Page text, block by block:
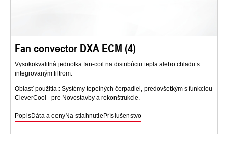
Fan convector DXA ECM (4)
Vysokokvalitná jednotka fan-coil na distribúciu tepla alebo chladu s
integrovaným filtrom.
Oblasť použitia:: Systémy tepelných čerpadiel, predovšetkým s funkciou
CleverCool - pre Novostavby a rekonštrukcie.
PopisDáta a cenyNa stiahnutie Príslušenstvo